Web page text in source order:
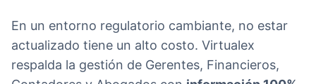
En un entorno regulatorio cambiante, no estar
actualizado tiene un alto costo. Virtualex
respalda la gestión de Gerentes, Financieros,